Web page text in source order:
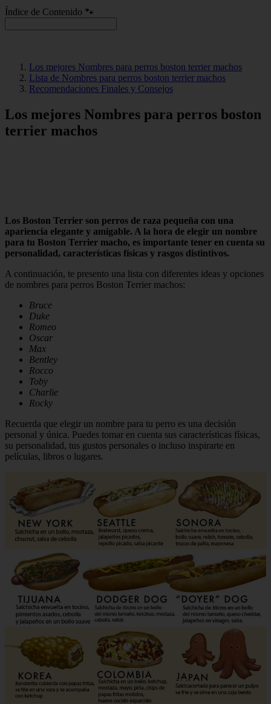
Índice de Contenido 🐾
Los mejores Nombres para perros boston terrier machos
Lista de Nombres para perros boston terrier machos
Recomendaciones Finales y Consejos
Los mejores Nombres para perros boston
terrier machos
Los Boston Terrier son perros de raza pequeña con una
apariencia elegante y amigable. A la hora de elegir un nombre
para tu Boston Terrier macho, es importante tener en cuenta su
personalidad, características físicas y rasgos distintivos.
A continuación, te presento una lista con diferentes ideas y opciones
de nombres para perros Boston Terrier machos:
Bruce
Duke
Romeo
Oscar
Max
Bentley
Rocco
Toby
Charlie
Rocky
Recuerda que elegir un nombre para tu perro es una decisión
personal y única. Puedes tomar en cuenta sus características físicas,
su personalidad, tus gustos personales o incluso inspirarte en
películas, libros o lugares.